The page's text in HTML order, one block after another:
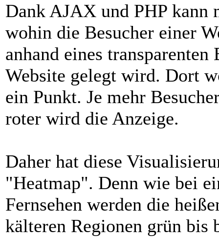
Dank AJAX und PHP kann
wohin die Besucher einer
anhand eines
Website gelegt wird. Dort
ein Punkt. Je mehr
roter wird die Anzeige.
Daher hat diese
"Heatmap". Denn wie bei
Fernsehen werden die
kälteren Regionen grün bis